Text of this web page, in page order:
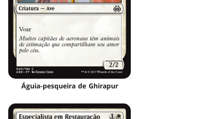
Águia-pesqueira de Ghirapur